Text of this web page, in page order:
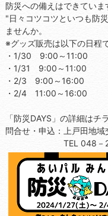
防災への備えはできていま
"日々コツコツといつも防
ませんか。
※グッズ販売は以下の日程
・1/30 9:00～11:00
・1/31 9:00～11:00
・2/3 9:00～16:00
・2/4 11:00～16:00
「防災DAYS」の詳細はチ
問合せ・申込：上戸田地
TEL 048－229-